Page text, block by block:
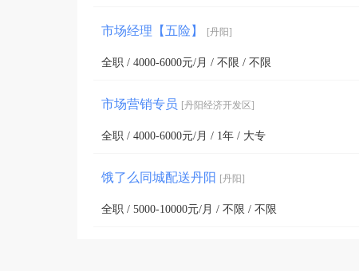
市场经理【五险】 [丹阳]
全职 / 4000-6000元/月 / 不限 / 不限
市场营销专员 [丹阳经济开发区]
全职 / 4000-6000元/月 / 1年 / 大专
饿了么同城配送丹阳 [丹阳]
全职 / 5000-10000元/月 / 不限 / 不限